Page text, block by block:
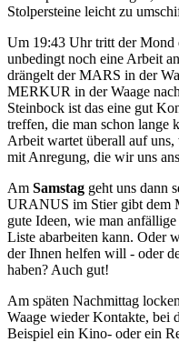
Stolpersteine leicht zu
Um 19:43 Uhr tritt der Mond
unbedingt noch eine Arbeit
drängelt der MARS in der
MERKUR in der Waage
Steinbock ist das eine gut
treffen, die man schon lange
Arbeit wartet überall auf
mit Anregung, die wir uns
Am Samstag geht uns dann
URANUS im Stier gibt dem
gute Ideen, wie man
Liste abarbeiten kann. Oder
der Ihnen helfen will - oder
haben? Auch gut!
Am späten Nachmittag
Waage wieder Kontakte, bei
Beispiel ein Kino- oder ein